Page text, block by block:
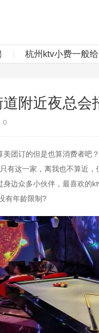
杭州ktv小费一般
附近夜总会
0
订的但是也算消费者吧
有这一家，离我也不算近
边众多小伙伴，最喜欢的
有年龄限制?